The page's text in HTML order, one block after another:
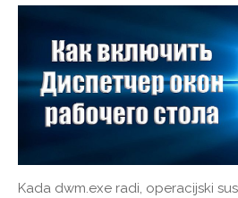
Kada dwm.exe radi, operacijski